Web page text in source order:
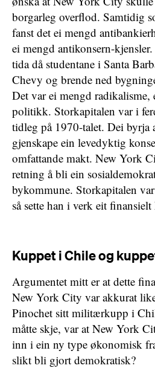
borgarleg overflod. Samtidig
fanst det ei mengd
ei mengd antikonsern-
tida då studentane i Santa
Chevy og brende ned
Det var ei mengd radikalisme,
politikk. Storkapitalen var i
tidleg på 1970-talet. Dei byrja
gjenskape ein levedyktig
omfattande makt. New York
retning å bli ein
bykommune. Storkapitalen
så sette han i verk eit
Kuppet i Chile og
Argumentet mitt er at dette
New York City var akkurat
Pinochet sitt militærkupp i
måtte skje, var at New York
inn i ein ny type økonomisk
slikt bli gjort demokratisk?